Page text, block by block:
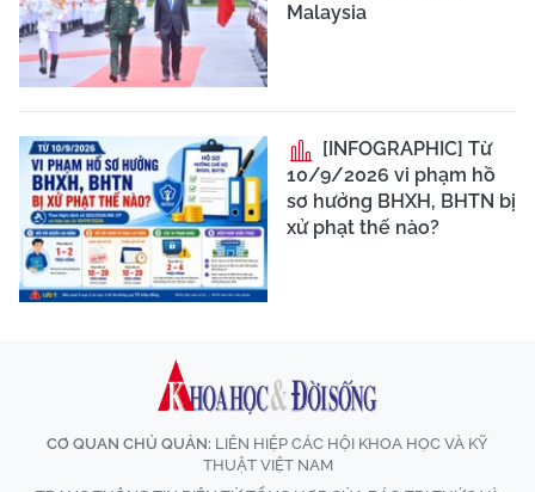
Malaysia
[INFOGRAPHIC] Từ
10/9/2026 vi phạm hồ
sơ hưởng BHXH, BHTN bị
xử phạt thế nào?
CƠ QUAN CHỦ QUẢN: LIÊN HIỆP CÁC HỘI KHOA HỌC VÀ KỸ
THUẬT VIỆT NAM